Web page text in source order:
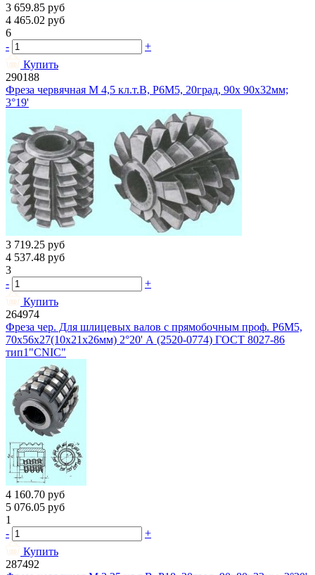
3 659.85 руб
4 465.02 руб
6
-
+
Купить
290188
Фреза червячная М 4,5 кл.т.В, Р6М5, 20град, 90х 90х32мм;
3°19'
3 719.25 руб
4 537.48 руб
3
-
+
Купить
264974
Фреза чер. Для шлицевых валов с прямобочным проф. Р6М5,
70х56х27(10х21х26мм) 2°20' А (2520-0774) ГОСТ 8027-86
тип1"CNIC"
4 160.70 руб
5 076.05 руб
1
-
+
Купить
287492